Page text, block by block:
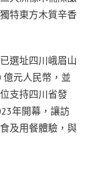
特東方木質辛香
選址四川峨眉山
元人民幣，並
支持四川省發
年開幕，讓訪
及用餐體驗，與